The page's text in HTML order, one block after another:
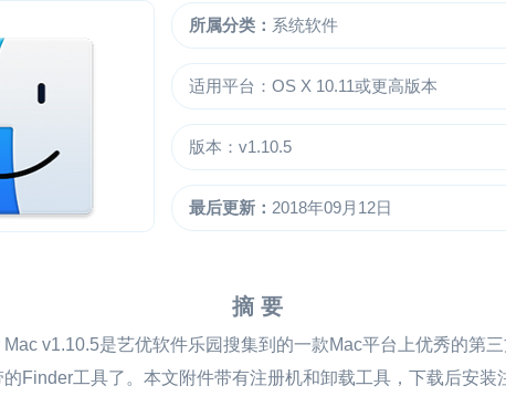
所属分类： 系统软件
适用平台：OS X 10.11或更高版本
版本：v1.10.5
最后更新： 2018年09月12日
摘 要
Mac v1.10.5是艺优软件乐园搜集到的一款Mac平台上优秀的第
Finder工具了。本文附件带有注册机和卸载工具，下载后安装